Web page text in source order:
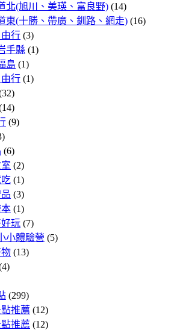
北(旭川、美瑛、富良野) (14)
東(十勝、帶廣、釧路、網走) (16)
行 (3)
手縣 (1)
島 (1)
行 (1)
(9)
(6)
(2)
(1)
(3)
(1)
玩 (7)
小體驗營 (5)
(13)
(299)
推薦 (12)
推薦 (12)